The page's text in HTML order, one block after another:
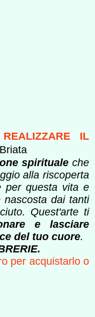
IL
spiritualeche
alla riscoperta
per questa vita e
dai tanti
Quest'arte ti
e lasciare
del tuo cuore.
per acquistarlo o